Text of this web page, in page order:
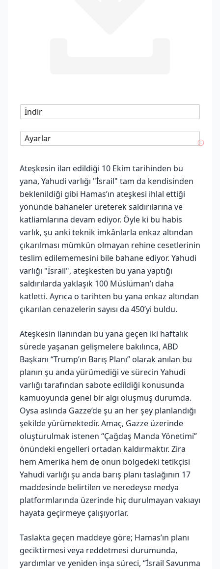
İndir
Ayarlar
Ateşkesin ilan edildiği 10 Ekim tarihinden bu
yana, Yahudi varlığı "İsrail" tam da kendisinden
beklenildiği gibi Hamas’ın ateşkesi ihlal ettiği
yönünde bahaneler üreterek saldırılarına ve
katliamlarına devam ediyor. Öyle ki bu habis
varlık, şu anki teknik imkânlarla enkaz altından
çıkarılması mümkün olmayan rehine cesetlerinin
teslim edilememesini bile bahane ediyor. Yahudi
varlığı "İsrail", ateşkesten bu yana yaptığı
saldırılarda yaklaşık 100 Müslüman’ı daha
katletti. Ayrıca o tarihten bu yana enkaz altından
çıkarılan cenazelerin sayısı da 450’yi buldu.
Ateşkesin ilanından bu yana geçen iki haftalık
sürede yaşanan gelişmelere bakılınca, ABD
Başkanı “Trump’ın Barış Planı” olarak anılan bu
planın şu anda yürümediği ve sürecin Yahudi
varlığı tarafından sabote edildiği konusunda
kamuoyunda genel bir algı oluşmuş durumda.
Oysa aslında Gazze’de şu an her şey planlandığı
şekilde yürümektedir. Amaç, Gazze üzerinde
oluşturulmak istenen “Çağdaş Manda Yönetimi”
önündeki engelleri ortadan kaldırmaktır. Zira
hem Amerika hem de onun bölgedeki tetikçisi
Yahudi varlığı şu anda barış planı taslağının 17
maddesinde belirtilen ve neredeyse medya
platformlarında üzerinde hiç durulmayan vakıayı
hayata geçirmeye çalışıyorlar.
Taslakta geçen maddeye göre; Hamas’ın planı
geciktirmesi veya reddetmesi durumunda,
yardımlar ve yeniden inşa süreci, “İsrail Savunma